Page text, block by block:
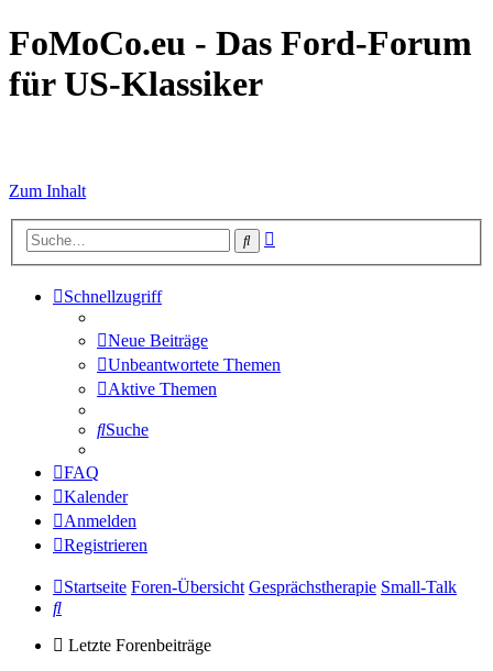
FoMoCo.eu - Das Ford-Forum
für US-Klassiker
Zum Inhalt
Suche
Schnellzugriff
Neue Beiträge
Unbeantwortete Themen
Aktive Themen
Suche
FAQ
Kalender
Anmelden
Registrieren
Startseite Foren-Übersicht Gesprächstherapie Small-Talk
Suche
Letzte Forenbeiträge